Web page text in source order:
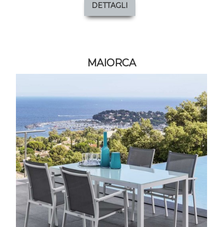
DETTAGLI
MAIORCA